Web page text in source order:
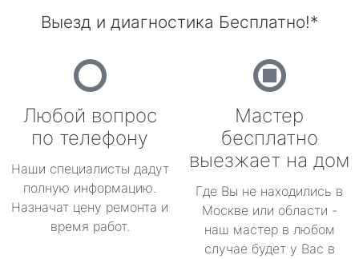
Выезд и диагностика Бесплатно!*
Любой вопрос
по телефону
Наши специалисты дадут
полную информацию.
Назначат цену ремонта и
время работ.
Мастер
бесплатно
выезжает на дом
Где Вы не находились в
Москве или области -
наш мастер в любом
случае будет у Вас в